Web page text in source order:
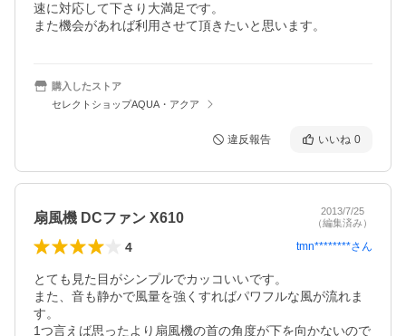
速に対応して下さり大満足です。
また機会があれば利用させて頂きたいと思います。
購入したストア
セレクトショップAQUA・アクア
違反報告 いいね 0
扇風機 DCファン X610
2013/7/25
（編集済み）
4 tmn********さん
とても見た目がシンプルでカッコいいです。
また、音も静かで風量を強くすればパワフルな風が流れま
す。
1つ言えば思ったより扇風機の首の角度が下を向かないので